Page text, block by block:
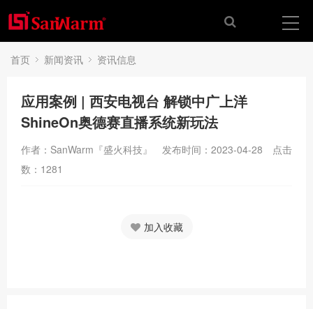
首页 新闻资讯 资讯信息
应用案例 | 西安电视台 解锁中广上洋
ShineOn奥德赛直播系统新玩法
作者：SanWarm『盛火科技』 发布时间：2023-04-28
点击
数： 1281
加入收藏